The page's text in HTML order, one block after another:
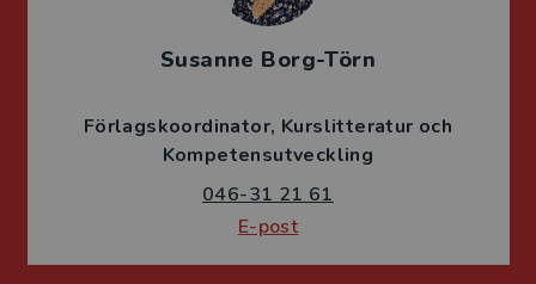
Susanne Borg-Törn
Förlagskoordinator Kurslitteratur och
Kompetensutveckling
046-31 21 61
E-post